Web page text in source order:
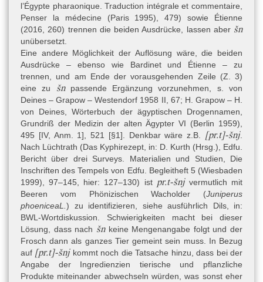
l’Égypte pharaonique. Traduction intégrale et commentaire,
Penser la médecine (Paris 1995), 479) sowie Étienne
(2016, 260) trennen die beiden Ausdrücke, lassen aber šn
unübersetzt.
Eine andere Möglichkeit der Auflösung wäre, die beiden
Ausdrücke – ebenso wie Bardinet und Étienne – zu
trennen, und am Ende der vorausgehenden Zeile (Z. 3)
eine zu šnpassende Ergänzung vorzunehmen, s. von
Deines – Grapow – Westendorf 1958 II, 67; H. Grapow – H.
von Deines, Wörterbuch der ägyptischen Drogennamen,
Grundriß der Medizin der alten Ägypter VI (Berlin 1959),
495 [IV, Anm. 1], 521 [§1]. Denkbar wäre z.B. [pr.t]-šnj.
Nach Lüchtrath (Das Kyphirezept, in: D. Kurth (Hrsg.), Edfu.
Bericht über drei Surveys. Materialien und Studien, Die
Inschriften des Tempels von Edfu. Begleitheft 5 (Wiesbaden
1999), 97–145, hier: 127–130) ist pr.t-šnjvermutlich mit
Beeren vom Phönizischen Wacholder (Juniperus
phoeniceaL. ) zu identifizieren, siehe ausführlich Dils, in:
BWL-Wortdiskussion. Schwierigkeiten macht bei dieser
Lösung, dass nach šnkeine Mengenangabe folgt und der
Frosch dann als ganzes Tier gemeint sein muss. In Bezug
auf [pr.t]-šnjkommt noch die Tatsache hinzu, dass bei der
Angabe der Ingredienzien tierische und pflanzliche
Produkte miteinander abwechseln würden, was sonst eher